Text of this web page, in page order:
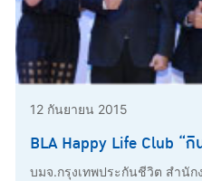
12 กันยายน 2015
BLA
บมจ.กรุงเทพประกันชีวิต สำนักงา